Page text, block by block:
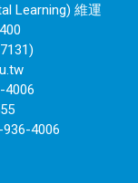
Learning) 維運
4006
4006